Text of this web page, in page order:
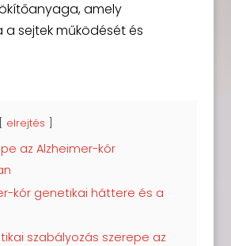
amely
sejtek működését és
elrejtés
az Alzheimer-kór
kór genetikai háttere és a
szabályozás szerepe az